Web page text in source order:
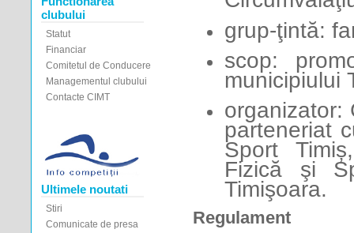
grup-ţintă:
scop:
municipiului
organizator:
parteneriat
Sport
Fizică şi
Timişoara.
Regulament
clubului
Statut
Financiar
Comitetul de Conducere
Managementul clubului
Contacte CIMT
Ultimele noutati
Stiri
Comunicate de presa